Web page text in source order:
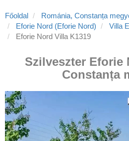
Főoldal
Románia, Constanța
Eforie Nord (Eforie Nord)
Villa
Eforie Nord Villa K1319
Szilveszter Eforie
Constanța